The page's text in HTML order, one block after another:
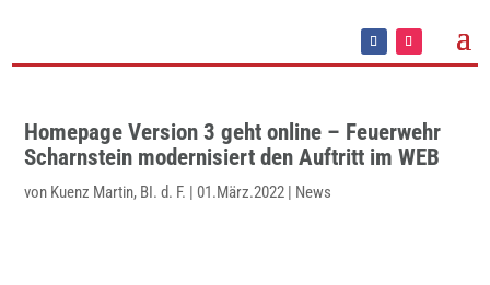
Homepage Version 3 geht online – Feuerwehr
Scharnstein modernisiert den Auftritt im WEB
von Kuenz Martin, BI. d. F. | 01.März.2022| News